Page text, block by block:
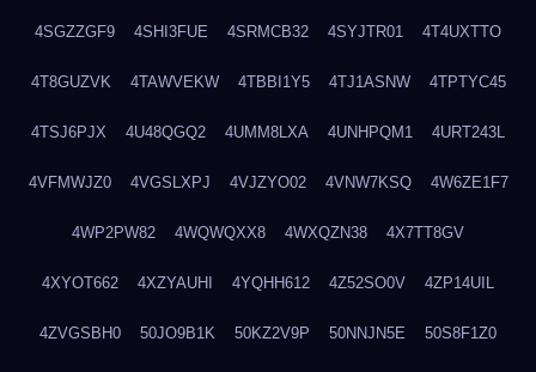
4SGZZGF9 4SHI3FUE 4SRMCB32 4SYJTR01 4T4UXTTO
4T8GUZVK 4TAWVEKW 4TBBI1Y5 4TJ1ASNW 4TPTYC45
4TSJ6PJX 4U48QGQ2 4UMM8LXA 4UNHPQM1 4URT243L
4VFMWJZ0 4VGSLXPJ 4VJZYO02 4VNW7KSQ 4W6ZE1F7
4WP2PW82 4WQWQXX8 4WXQZN38 4X7TT8GV
4XYOT662 4XZYAUHI 4YQHH612 4Z52SO0V 4ZP14UIL
4ZVGSBH0 50JO9B1K 50KZ2V9P 50NNJN5E 50S8F1Z0